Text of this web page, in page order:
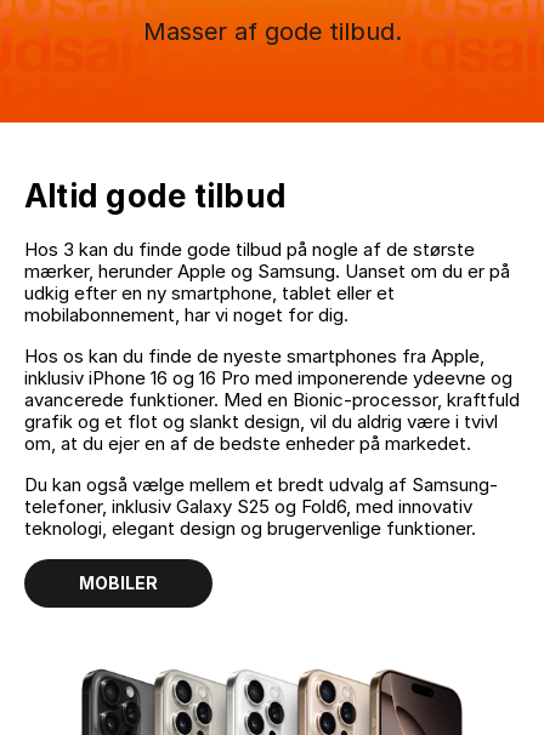
Masser af gode tilbud.
Altid gode tilbud
Hos 3 kan du finde gode tilbud på nogle af de største
mærker, herunder Apple og Samsung. Uanset om du er på
udkig efter en ny smartphone, tablet eller et
mobilabonnement, har vi noget for dig.
Hos os kan du finde de nyeste smartphones fra Apple,
inklusiv iPhone 16 og 16 Pro med imponerende ydeevne og
avancerede funktioner. Med en Bionic-processor, kraftfuld
grafik og et flot og slankt design, vil du aldrig være i tvivl
om, at du ejer en af de bedste enheder på markedet.
Du kan også vælge mellem et bredt udvalg af Samsung-
telefoner, inklusiv Galaxy S25 og Fold6, med innovativ
teknologi, elegant design og brugervenlige funktioner.
MOBILER